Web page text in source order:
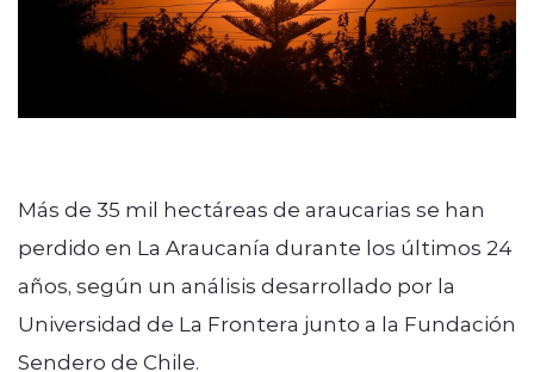
Más de 35 mil hectáreas de araucarias se han
perdido en La Araucanía durante los últimos 24
años, según un análisis desarrollado por la
Universidad de La Frontera junto a la Fundación
Sendero de Chile.